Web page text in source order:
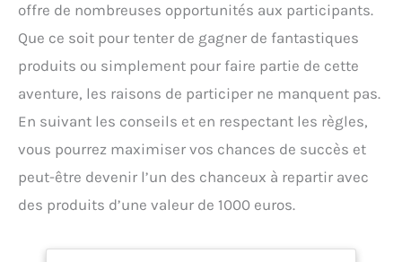
offre de nombreuses opportunités aux participants.
Que ce soit pour tenter de gagner de fantastiques
produits ou simplement pour faire partie de cette
aventure, les raisons de participer ne manquent pas.
En suivant les conseils et en respectant les règles,
vous pourrez maximiser vos chances de succès et
peut-être devenir l’un des chanceux à repartir avec
des produits d’une valeur de 1000 euros.